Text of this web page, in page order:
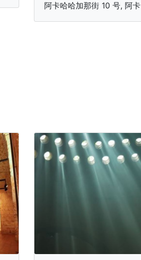
阿卡哈哈加那街 10 号, 阿卡